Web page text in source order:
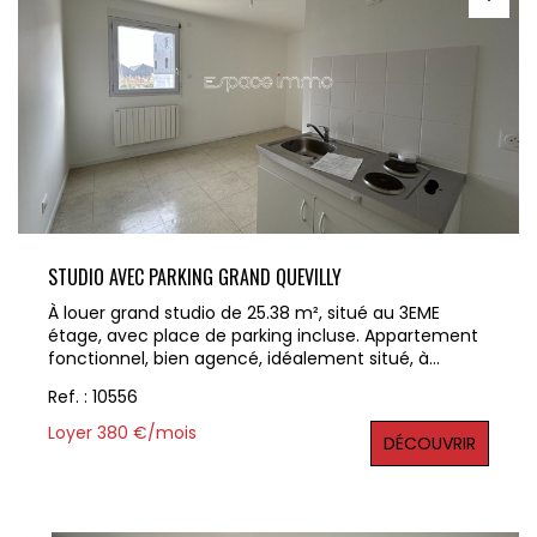
STUDIO AVEC PARKING GRAND QUEVILLY
À louer grand studio de 25.38 m², situé au 3EME
étage, avec place de parking incluse. Appartement
fonctionnel, bien agencé, idéalement situé, à
transports. Disponible à partie du 24/04/2026 Loyer :
350 € + Charges : 30 € (entretien des parties
communes, ascenseur, foncier) Honoraires
Ref. : 10556
Loyer 380 €/mois
DÉCOUVRIR